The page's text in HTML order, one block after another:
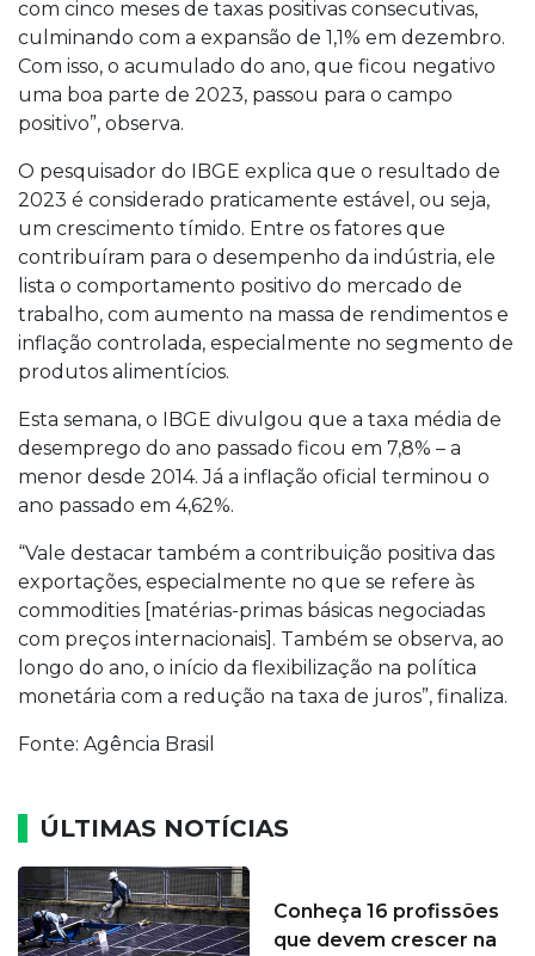
com cinco meses de taxas positivas consecutivas,
culminando com a expansão de 1,1% em dezembro.
Com isso, o acumulado do ano, que ficou negativo
uma boa parte de 2023, passou para o campo
positivo”, observa.
O pesquisador do IBGE explica que o resultado de
2023 é considerado praticamente estável, ou seja,
um crescimento tímido. Entre os fatores que
contribuíram para o desempenho da indústria, ele
lista o comportamento positivo do mercado de
trabalho, com aumento na massa de rendimentos e
inflação controlada, especialmente no segmento de
produtos alimentícios.
Esta semana, o IBGE divulgou que a taxa média de
desemprego do ano passado ficou em 7,8% – a
menor desde 2014. Já a inflação oficial terminou o
ano passado em 4,62%.
“Vale destacar também a contribuição positiva das
exportações, especialmente no que se refere às
commodities [matérias-primas básicas negociadas
com preços internacionais]. Também se observa, ao
longo do ano, o início da flexibilização na política
monetária com a redução na taxa de juros”, finaliza.
Fonte: Agência Brasil
ÚLTIMAS NOTÍCIAS
Conheça 16 profissões
que devem crescer na